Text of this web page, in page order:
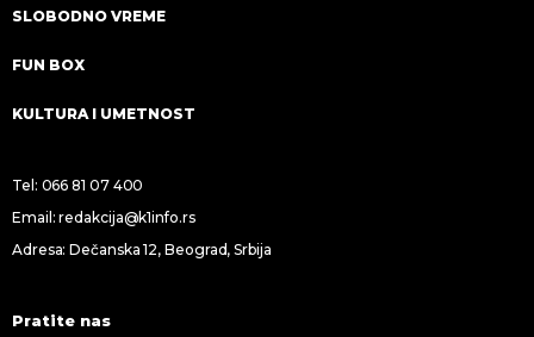
SLOBODNO VREME
FUN BOX
KULTURA I UMETNOST
Tel: 066 81 07 400
Email:redakcija@k1info.rs
Adresa: Dečanska 12, Beograd, Srbija
Pratite nas